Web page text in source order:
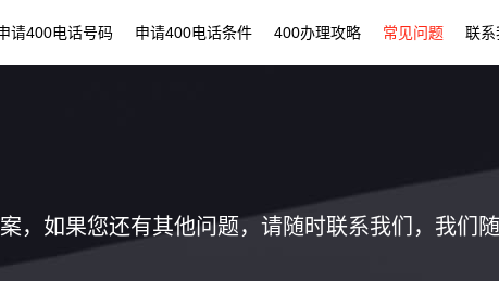
请400电话号码 申请400电话条件 400办理攻略 常见问题 联系
，如果您还有其他问题，请随时联系我们，我们随